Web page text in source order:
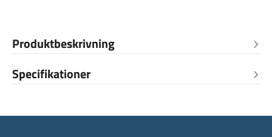
Produktbeskrivning
Specifikationer